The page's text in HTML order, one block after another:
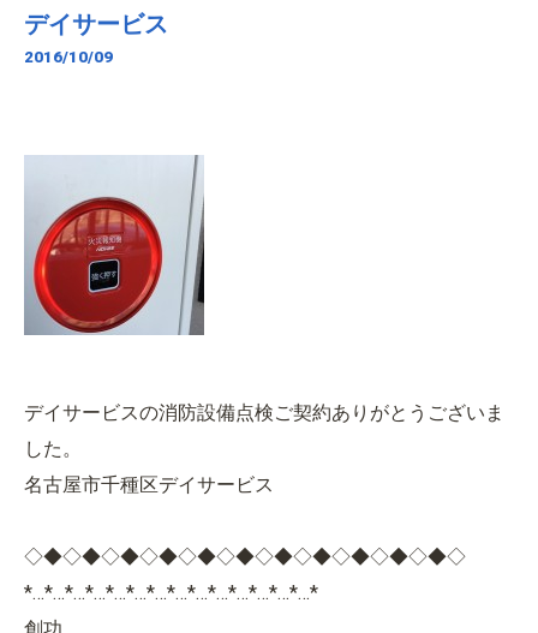
デイサービス
2016/10/09
デイサービスの消防設備点検ご契約ありがとうございま
した。
名古屋市千種区デイサービス
◇◆◇◆◇◆◇◆◇◆◇◆◇◆◇◆◇◆◇◆◇◆◇
*…*…*…*…*…*…*…*…*…*…*…*…*…*…*